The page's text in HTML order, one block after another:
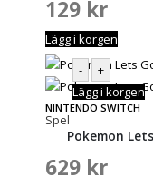
129 kr
Lägg i korgen
NINTENDO SWITCH
Spel
-
+
Lägg i korgen
Pokemon
629 kr